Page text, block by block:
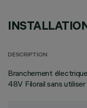
DESCRIPTION
Branchement
48V Filorail sans